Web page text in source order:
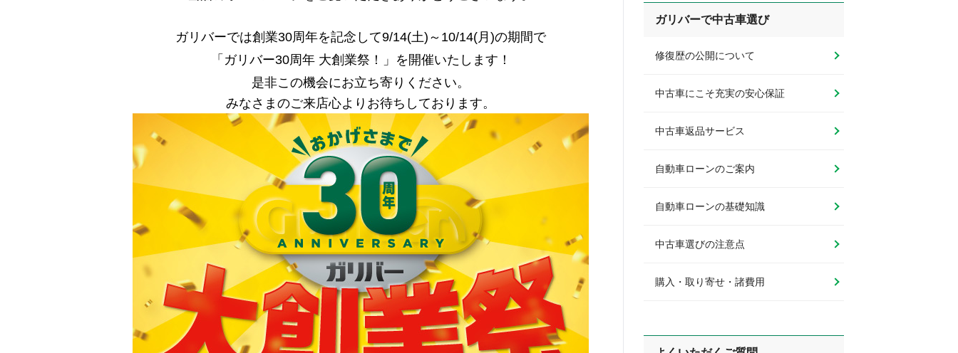
ガリバーでは創業30周年を記念して9/14(土)～10/14(月)の期間で
「ガリバー30周年 大創業祭！」を開催いたします！
是非この機会にお立ち寄りください。
みなさまのご来店心よりお待ちしております。
ガリバーで中古車選び
修復歴の公開について
中古車にこそ充実の安心保証
中古車返品サービス
自動車ローンのご案内
自動車ローンの基礎知識
中古車選びの注意点
購入・取り寄せ・諸費用